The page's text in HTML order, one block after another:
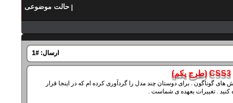
|حالت موضوعی
ارسال: #1
اسلاید شو یا گالری تصاویر برای نمایش تصاویر بصورتی زیبا و تکنیکی با استفاده از راه کارها و روش های گوناگون . برای دوستان چند مدل را گردآوری کرده ام که در اینجا قرار